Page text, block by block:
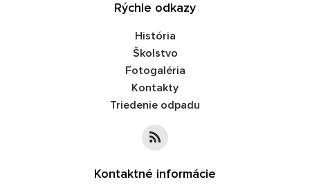
Rýchle odkazy
História
Školstvo
Fotogaléria
Kontakty
Triedenie odpadu
Kontaktné informácie